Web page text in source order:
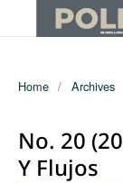
Home / Archives
No. 20
Y Flujos